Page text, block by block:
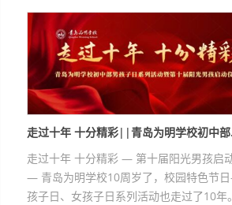
走过十年 十分精彩||青岛为明学校初中
走过十年 十分精彩 — 第十届阳光男孩启
— 青岛为明学校10周岁了，校园特色节
孩子日、女孩子日系列活动也走过了10年